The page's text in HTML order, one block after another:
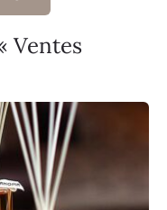
Ventes